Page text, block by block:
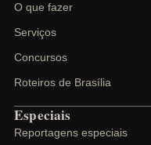
O que fazer
Serviços
Concursos
Roteiros de Brasília
Especiais
Reportagens especiais